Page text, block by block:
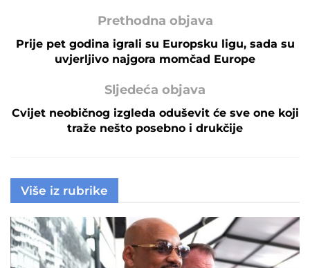
Prethodna objava
Prije pet godina igrali su Europsku ligu, sada su
uvjerljivo najgora momčad Europe
Sljedeća objava
Cvijet neobičnog izgleda oduševit će sve one koji
traže nešto posebno i drukčije
Više iz rubrike